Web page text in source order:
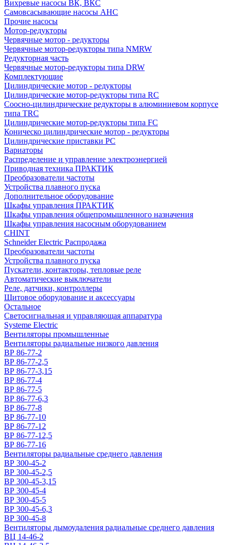
Вихревые насосы ВК, ВКС
Самовсасывающие насосы АНС
Прочие насосы
Мотор-редукторы
Червячные мотор - редукторы
Червячные мотор-редукторы типа NMRW
Редукторная часть
Червячные мотор-редукторы типа DRW
Комплектующие
Цилиндрические мотор - редукторы
Цилиндрические мотор-редукторы типа RC
Соосно-цилиндрические редукторы в алюминиевом корпусе
типа TRC
Цилиндрические мотор-редукторы типа FC
Коническо цилиндрические мотор - редукторы
Цилиндрические приставки PC
Вариаторы
Распределение и управление электроэнергией
Приводная техника ПРАКТИК
Преобразователи частоты
Устройства плавного пуска
Дополнительное оборудование
Шкафы управления ПРАКТИК
Шкафы управления общепромышленного назначения
Шкафы управления насосным оборудованием
CHINT
Schneider Electric Распродажа
Преобразователи частоты
Устройства плавного пуска
Пускатели, контакторы, тепловые реле
Автоматические выключатели
Реле, датчики, контроллеры
Щитовое оборудование и аксессуары
Остальное
Светосигнальная и управляющая аппаратура
Systeme Electric
Вентиляторы промышленные
Вентиляторы радиальные низкого давления
ВР 86-77-2
ВР 86-77-2,5
ВР 86-77-3,15
ВР 86-77-4
ВР 86-77-5
ВР 86-77-6,3
ВР 86-77-8
ВР 86-77-10
ВР 86-77-12
ВР 86-77-12,5
ВР 86-77-16
Вентиляторы радиальные среднего давления
ВР 300-45-2
ВР 300-45-2,5
ВР 300-45-3,15
ВР 300-45-4
ВР 300-45-5
ВР 300-45-6,3
ВР 300-45-8
Вентиляторы дымоудаления радиальные среднего давления
ВЦ 14-46-2